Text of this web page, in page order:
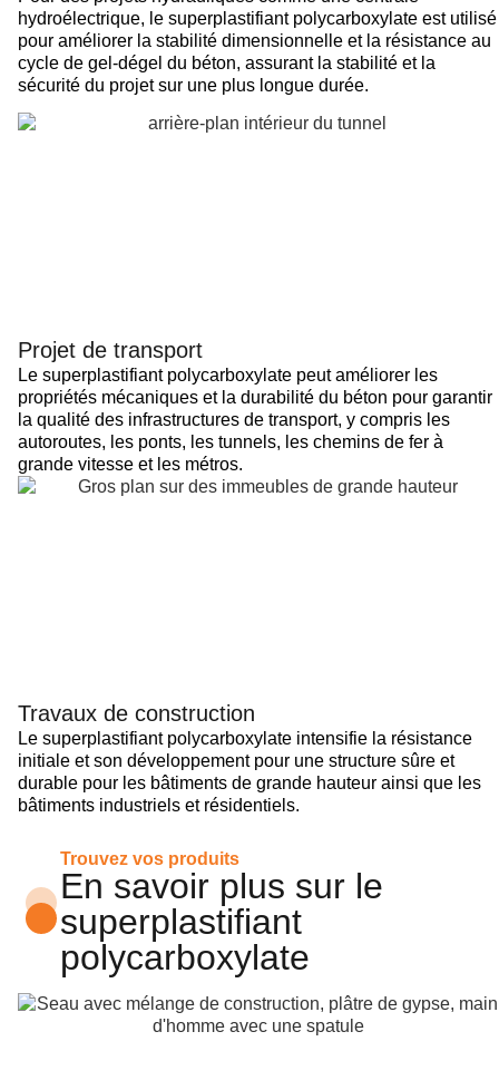
hydroélectrique, le superplastifiant polycarboxylate est utilisé
pour améliorer la stabilité dimensionnelle et la résistance au
cycle de gel-dégel du béton, assurant la stabilité et la
sécurité du projet sur une plus longue durée.
Projet de transport
Le superplastifiant polycarboxylate peut améliorer les
propriétés mécaniques et la durabilité du béton pour garantir
la qualité des infrastructures de transport, y compris les
autoroutes, les ponts, les tunnels, les chemins de fer à
grande vitesse et les métros.
Travaux de construction
Le superplastifiant polycarboxylate intensifie la résistance
initiale et son développement pour une structure sûre et
durable pour les bâtiments de grande hauteur ainsi que les
bâtiments industriels et résidentiels.
Trouvez vos produits
En savoir plus sur le
superplastifiant
polycarboxylate